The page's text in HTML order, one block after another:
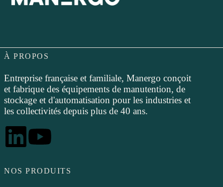
À PROPOS
Entreprise française et familiale, Manergo conçoit
et fabrique des équipements de manutention, de
stockage et d'automatisation pour les industries et
les collectivités depuis plus de 40 ans.
NOS PRODUITS